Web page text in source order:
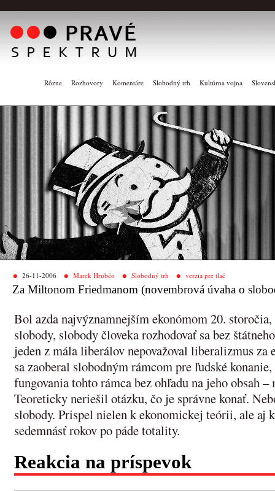
Rôzne Rozhovory Komentáre Slobodný trh Kultúrna vojna
26-11-2006 Marek Hrubčo Slobodný trh verzia pre tlač
Za Miltonom Friedmanom (novembrová úvaha o
Bol azda najvýznamnejším ekonómom 20.
slobody, slobody človeka rozhodovať sa bez
jeden z mála liberálov nepovažoval liberalizmus
sa zaoberal slobodným rámcom pre ľudské
fungovania tohto rámca bez ohľadu na jeho obsah
Teoreticky neriešil otázku, čo je správne konať.
slobody. Prispel nielen k ekonomickej teórii, ale
sedemnásť rokov po páde totality.
Reakcia na príspevok